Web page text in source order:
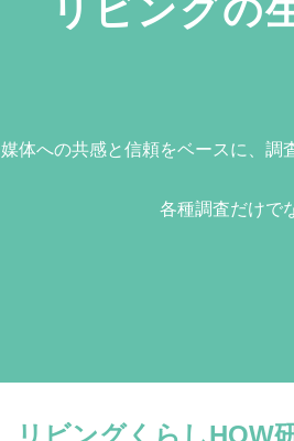
リビングの
媒体への共感と信頼をベースに、調
各種調査だけで